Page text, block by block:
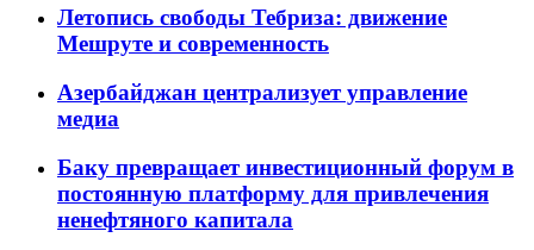
Летопись свободы Тебриза: движение
Мешруте и современность
Азербайджан централизует управление
медиа
Баку превращает инвестиционный форум в
постоянную платформу для привлечения
ненефтяного капитала